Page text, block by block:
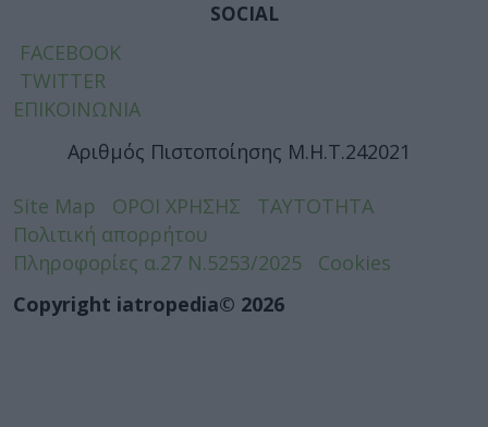
SOCIAL
FACEBOOK
TWITTER
ΕΠΙΚΟΙΝΩΝΙΑ
Αριθμός Πιστοποίησης Μ.Η.Τ.242021
Site Map ΟΡΟΙ ΧΡΗΣΗΣ
ΤΑΥΤΟΤΗΤΑ
Πολιτική απορρήτου
Πληροφορίες α.27 Ν.5253/2025
Cookies
Copyright iatropedia© 2026